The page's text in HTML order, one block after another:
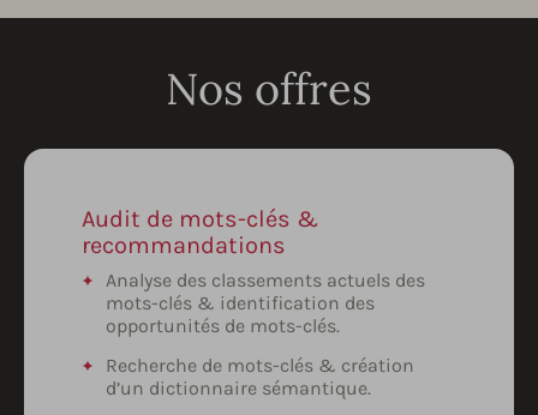
Nos offres
Audit de mots-clés &
recommandations
Analyse des classements actuels des
mots-clés & identification des
opportunités de mots-clés.
Recherche de mots-clés & création
d’un dictionnaire sémantique.